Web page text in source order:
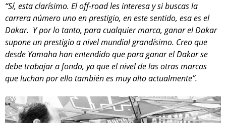
“Sí, esta clarísimo. El off-road les interesa y si buscas la
carrera número uno en prestigio, en este sentido, esa es el
Dakar. Y por lo tanto, para cualquier marca, ganar el Dakar
supone un prestigio a nivel mundial grandísimo. Creo que
desde Yamaha han entendido que para ganar el Dakar se
debe trabajar a fondo, ya que el nivel de las otras marcas
que luchan por ello también es muy alto actualmente”.